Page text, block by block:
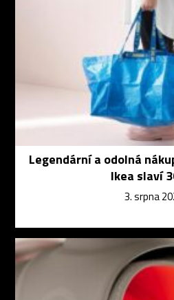
Legendární a odolná
Ikea slaví
3. srpna